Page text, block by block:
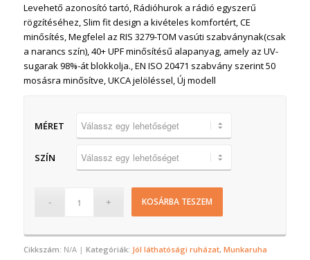
Levehető azonosító tartó, Rádióhurok a rádió egyszerű
rögzítéséhez, Slim fit design a kivételes komfortért, CE
minősítés, Megfelel az RIS 3279-TOM vasúti szabványnak(csak
a narancs szín), 40+ UPF minősítésű alapanyag, amely az UV-
sugarak 98%-át blokkolja., EN ISO 20471 szabvány szerint 50
mosásra minősítve, UKCA jelöléssel, Új modell
MÉRET
SZÍN
KOSÁRBA TESZEM
Cikkszám: N/A Kategóriák: Jól láthatósági ruházat, Munkaruha